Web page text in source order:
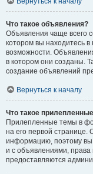
Что такое объявления?
Объявления чаще всего
котором вы находитесь
возможности.
в котором они созданы.
создание объявлений
Вернуться к началу
Что такое
Прилепленные темы в
на его первой странице.
информацию, поэтому вы
и с объявлениями,
предоставляются